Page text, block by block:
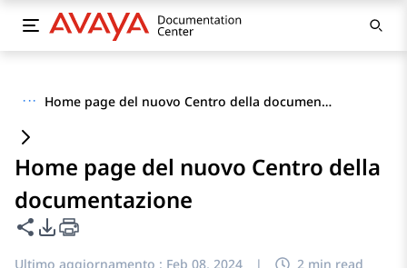
··· Home page del nuovo Centro della documentazione
Home page del nuovo Centro della
documentazione
Condividi questa pagina
Opzioni di esportazione PDF
Ultimo aggiornamento : Feb 08, 2024 | 2 min read